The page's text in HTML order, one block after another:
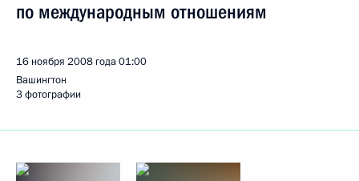
по международным отношениям
16 ноября 2008 года01:00
Вашингтон
3 фотографии